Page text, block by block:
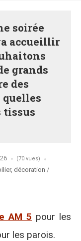
soirée
accueillir
grands
des
quelles
tissus
(70 vues)
décoration /
AM 5 pour les
les parois.